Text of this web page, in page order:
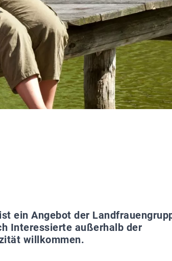
ein Angebot der
Interessierte außerhalb der
willkommen.